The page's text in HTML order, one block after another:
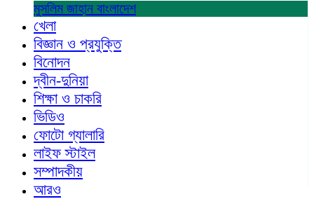
মুসলিম জাহান বাংলাদেশ
খেলা
বিজ্ঞান ও প্রযুক্তি
বিনোদন
দ্বীন-দুনিয়া
শিক্ষা ও চাকরি
ভিডিও
ফোটো গ্যালারি
লাইফ স্টাইল
সম্পাদকীয়
আরও